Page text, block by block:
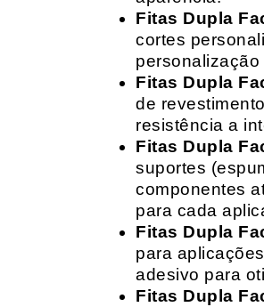
Fitas Dupla
cortes
Fitas Dupla
de
resistência a
Fitas Dupla
suportes
componentes
para cada
Fitas Dupla
para
adesivo para
Fitas Dupla